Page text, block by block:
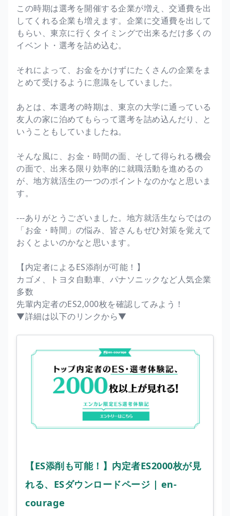
この時期は選考を開催する企業が増え、交通費を出
してくれる企業も増えます。企業に交通費を出して
もらい、東京に行くタイミングで出来るだけ多くの
イベント・選考を詰め込む。
それによって、お金をかけずにたくさんの企業をま
とめて受けるように意識をしていました。
あとは、本選考の時期は、東京の大学に通っている
友人の家に泊めてもらって選考を詰め込んだり、と
いうこともしていましたね。
そんな風に、お金・時間の面、そして得られる機会
の面で、出来る限り効率的に就職活動を進めるの
が、地方就活生の一つのポイントなのかなと思いま
す。
---ありがとうございました。地方就活生ならではの
「お金・時間」の悩み、皆さんもぜひ対策を覚えて
おくとよいのかなと思います。
【内定者によるES添削が可能！】
カゴメ、トヨタ自動車、パナソニックなど人気企業
多数
先輩内定者のES2,000枚を確認してみよう！
▼詳細は以下のリンクから▼
【ES添削も可能！】内定者ES2000枚が見
れる、ESダウンロードページ | en-
courage